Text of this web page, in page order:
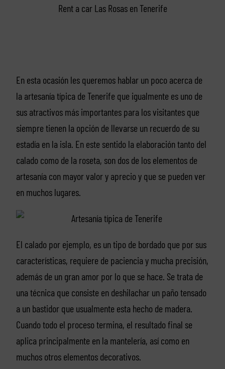
Rent a car Las Rosas en Tenerife
En esta ocasión les queremos hablar un poco acerca de
la artesanía típica de Tenerife que igualmente es uno de
sus atractivos más importantes para los visitantes que
siempre tienen la opción de llevarse un recuerdo de su
estadía en la isla. En este sentido la elaboración tanto del
calado como de la roseta, son dos de los elementos de
artesanía con mayor valor y aprecio y que se pueden ver
en muchos lugares.
El calado por ejemplo, es un tipo de bordado que por sus
características, requiere de paciencia y mucha precisión,
además de un gran amor por lo que se hace. Se trata de
una técnica que consiste en deshilachar un paño tensado
a un bastidor que usualmente esta hecho de madera.
Cuando todo el proceso termina, el resultado final se
aplica principalmente en la mantelería, así como en
muchos otros elementos decorativos.